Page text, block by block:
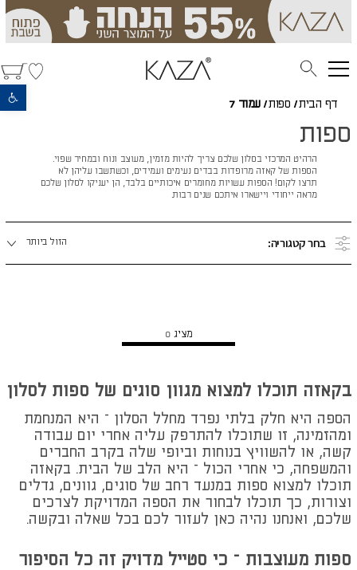
פתח סרגל נגישות
דף הבית/ ספות/ עמוד 7
ספות
הרהיט המרכזי בסלון שלכם צריך להיות מזמין, מעוצב ונוח ובמחיר שפוי.
הספות של קאזה מרופדות בבדים נעימים ועמידים, וכשתשבו עליהן לא
תרצו לקום! הספות עשויות מחומרים איכותיים בלבד, הן יעניקו לסלון שלכם
מראה ייחודי ויישארו איתכם שנים רבות.
בחר קטגוריה:
מיינו
הזול ביותר
הצג מוצרים נוספיםמציג0
בקאזה תוכלו למצוא מגוון סוגים של ספות לסלון
הספה היא חלק בלתי נפרד מחלל הסלון – היא המנחמת
ומהזמינה, זו שתוכלו להתרפק עליה אחרי יום עבודה
קשה, או להשוויץ בנוחות וביופי שלה בקרב החברים
והמשפחה, כי אחרי הכול – היא הלב של הבית. בקאזה
תוכלו למצוא ספות במנעד רחב של סוגים, גוונים, גדלים
וצורות, כך תוכלו לבחור את הספה המדויקת לצרכים
שלכם, ואנחנו נהיה כאן לעזור לכם בכל שאלה ובקשה.
ספות מעוצבות – כי סטייל מדויק זה כל הסיפור